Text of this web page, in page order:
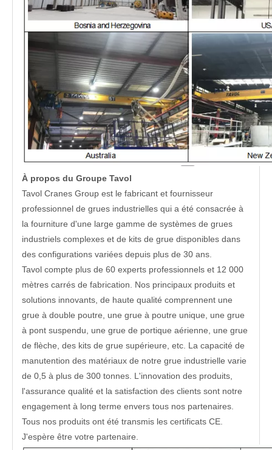
À propos du Groupe Tavol
Tavol Cranes Group est le fabricant et fournisseur
professionnel de grues industrielles qui a été consacrée à
la fourniture d'une large gamme de systèmes de grues
industriels complexes et de kits de grue disponibles dans
des configurations variées depuis plus de 30 ans.
Tavol compte plus de 60 experts professionnels et 12 000
mètres carrés de fabrication. Nos principaux produits et
solutions innovants, de haute qualité comprennent une
grue à double poutre, une grue à poutre unique, une grue
à pont suspendu, une grue de portique aérienne, une grue
de flèche, des kits de grue supérieure, etc. La capacité de
manutention des matériaux de notre grue industrielle varie
de 0,5 à plus de 300 tonnes. L'innovation des produits,
l'assurance qualité et la satisfaction des clients sont notre
engagement à long terme envers tous nos partenaires.
Tous nos produits ont été transmis les certificats CE.
J'espère être votre partenaire.